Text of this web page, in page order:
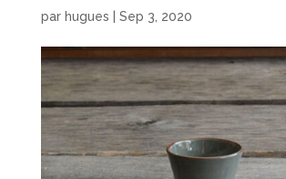
par hugues Sep 3, 2020